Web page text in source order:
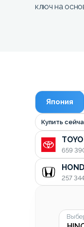
ключ на
Япония
Купить
659
257 344